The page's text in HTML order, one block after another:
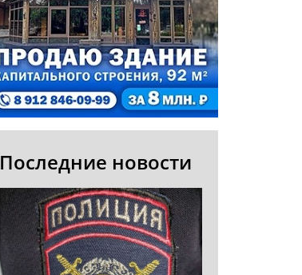
Последние новости